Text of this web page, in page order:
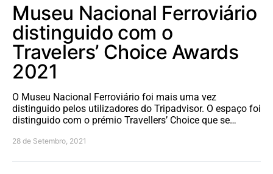
Museu Nacional Ferroviário
distinguido com o
Travelers’ Choice Awards
2021
O Museu Nacional Ferroviário foi mais uma vez
distinguido pelos utilizadores do Tripadvisor. O espaço foi
distinguido com o prémio Travellers’ Choice que se…
28 de Setembro, 2021